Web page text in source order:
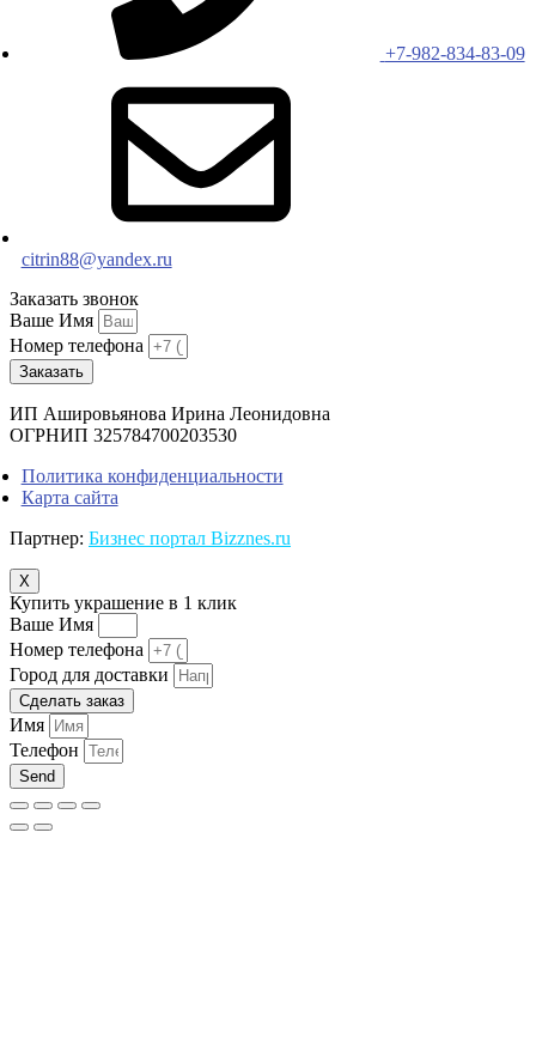
+7-982-834-83-09
citrin88@yandex.ru
Заказать звонок
Ваше Имя
Номер телефона
Заказать
ИП Ашировьянова Ирина Леонидовна
ОГРНИП 325784700203530
Политика конфиденциальности
Карта сайта
Партнер: Бизнес портал Bizznes.ru
X
Купить украшение в 1 клик
Ваше Имя
Номер телефона
Город для доставки
Сделать заказ
Имя
Телефон
Send